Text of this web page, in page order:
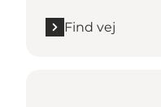
Find vej